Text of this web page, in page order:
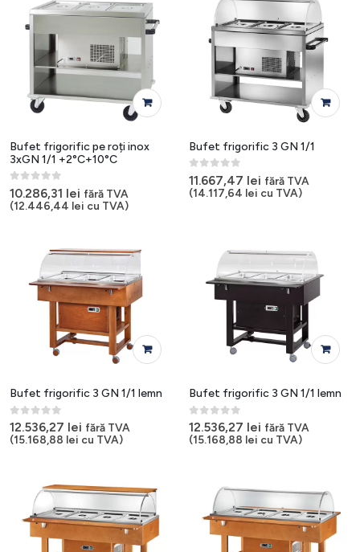
Bufet frigorific pe roți inox
3xGN 1/1 +2°C+10°C
0out of 5
10.286,31 lei fără TVA
(12.446,44 lei cu TVA)
Bufet frigorific 3 GN 1/1
0out of 5
11.667,47 lei fără TVA
(14.117,64 lei cu TVA)
Bufet frigorific 3 GN 1/1 lemn
0out of 5
12.536,27 lei fără TVA
(15.168,88 lei cu TVA)
Bufet frigorific 3 GN 1/1 lemn
0out of 5
12.536,27 lei fără TVA
(15.168,88 lei cu TVA)